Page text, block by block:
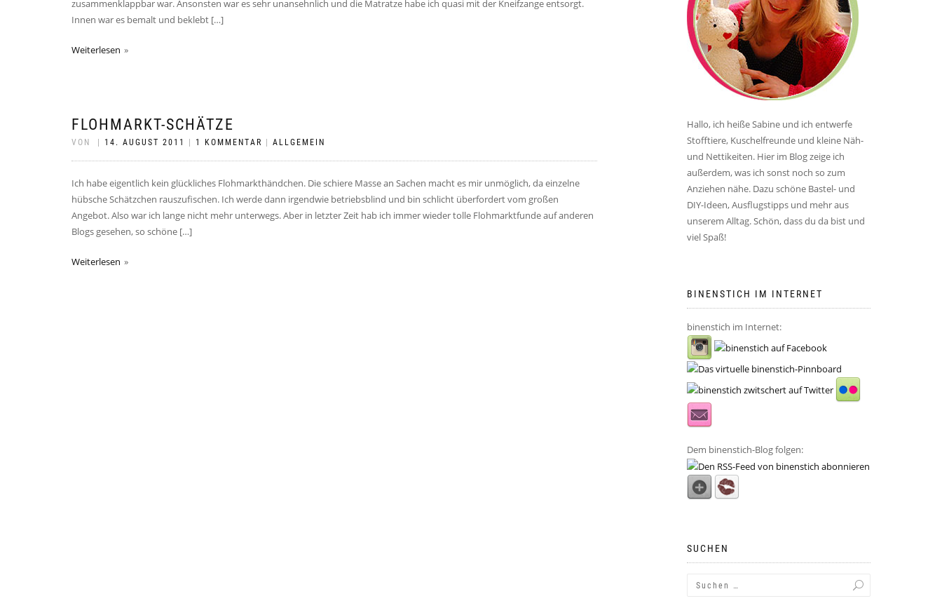
zusammenklappbar war. Ansonsten war es sehr unansehnlich und die Matratze habe ich quasi mit der Kneifzange entsorgt.
Innen war es bemalt und beklebt […]
Weiterlesen
FLOHMARKT-SCHÄTZE
VON 14. AUGUST 2011 1 KOMMENTAR ALLGEMEIN
Ich habe eigentlich kein glückliches Flohmarkthändchen. Die schiere Masse an Sachen macht es mir unmöglich, da einzelne
hübsche Schätzchen rauszufischen. Ich werde dann irgendwie betriebsblind und bin schlicht überfordert vom großen
Angebot. Also war ich lange nicht mehr unterwegs. Aber in letzter Zeit hab ich immer wieder tolle Flohmarktfunde auf anderen
Blogs gesehen, so schöne […]
Weiterlesen
Hallo, ich heiße Sabine und ich entwerfe
Stofftiere, Kuschelfreunde und kleine Näh-
und Nettikeiten. Hier im Blog zeige ich
außerdem, was ich sonst noch so zum
Anziehen nähe. Dazu schöne Bastel- und
DIY-Ideen, Ausflugstipps und mehr aus
unserem Alltag. Schön, dass du da bist und
viel Spaß!
BINENSTICH IM INTERNET
binenstich im Internet:
Dem binenstich-Blog folgen:
SUCHEN